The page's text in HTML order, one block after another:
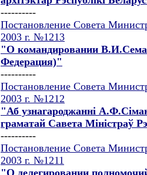
----------
Постановление Совета
2003 г. №1213
"О командировании
Федерация)"
----------
Постановление Совета
2003 г. №1212
"Аб узнагароджаннi
граматай Савета Мiнiстраў
----------
Постановление Совета
2003 г. №1211
"О делегировании